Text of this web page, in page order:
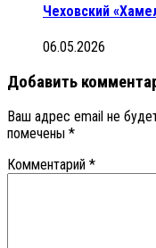
Чеховский
06.05.2026
Добавить
Ваш адрес email не
помечены *
Комментарий *